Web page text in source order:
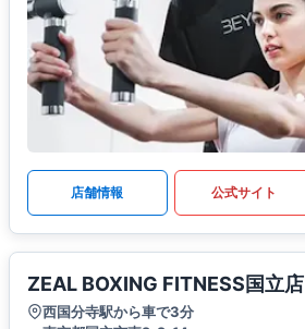
店舗情報 公式サイト
ZEAL BOXING FITNESS国立店
西国分寺駅から車で3分